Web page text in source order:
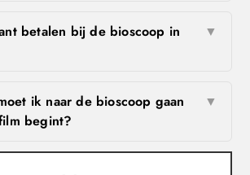
betalen bij de bioscoop in
▼
ik naar de bioscoop gaan
begint?
▼